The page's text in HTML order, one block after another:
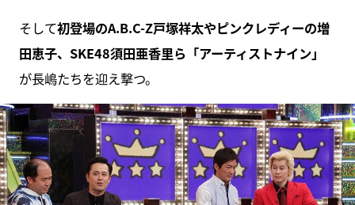
そして初登場のA.B.C-Z戸塚祥太やピンクレディーの増
田恵子、SKE48須田亜香里ら「アーティストナイン」
が長嶋たちを迎え撃つ。